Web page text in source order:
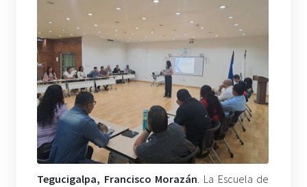
Tegucigalpa, Francisco Morazán . La Escuela de